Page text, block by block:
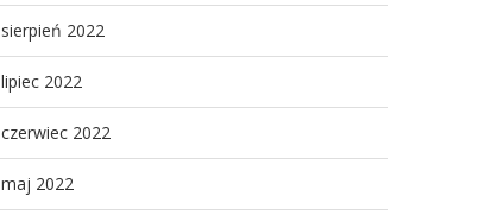
sierpień 2022
lipiec 2022
czerwiec 2022
maj 2022